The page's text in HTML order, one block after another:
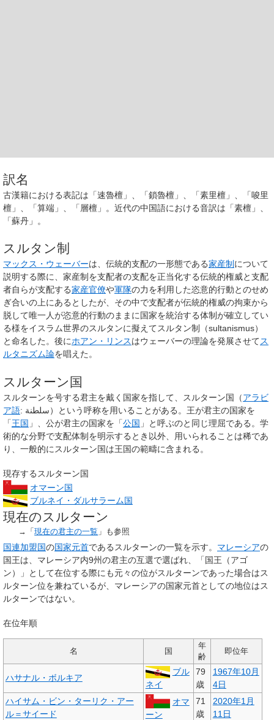
訳名
古漢籍における表記は「速魯檀 」、「鎖魯檀 」、「素里檀 」、「唆里
檀 」、「算端 」、「 層檀 」。近代の中国語における音訳は「素檀 」、
「蘇丹 」。
スルタン制
マックス・ウェーバーは、伝統的支配の一形態である家産制 について
説明する際に、家産制を支配者の支配を正当化する伝統的権威と支配
者自らが支配する家産官僚や軍隊の力を利用した恣意的行動とのせめ
ぎ合いの上にあるとしたが、その中で支配者が伝統的権威の拘束から
脱して唯一人が恣意的行動のままに国家を統治する体制が確立してい
る様をイスラム世界のスルタンに擬えてスルタン制
（sultanismus）
と命名した。後にホアン・リンスはウェーバーの理論を発展させてス
ルタニズム論を唱えた。
スルターン国
スルターンを号する君主を戴く国家を指して、 スルターン国 （アラビ
ア語: سلطنة）という呼称を用いることがある。王が君主の国家を
「王国 」、公が君主の国家を「公国 」と呼ぶのと同じ理屈である。学
術的な分野で支配体制を明示するとき以外、用いられることは稀であ
り、一般的にスルターン国は王国の範疇に含まれる。
現存するスルターン国
オマーン国
ブルネイ・ダルサラーム国
現在のスルターン
→「現在の君主の一覧 」も参照
国連加盟国の国家元首であるスルターンの一覧を示す。 マレーシアの
国王は、マレーシア内9州の君主の互選で選ばれ、「国王（アゴ
ン）」として在位する際にも元々の位がスルターンであった場合はス
ルターン位を兼ねているが、マレーシアの国家元首としての地位はス
ルターンではない。
在位年順
名 国
年
齢
即位年
ハサナル・ボルキア
ブル
ネイ
79
歳
1967年10月
4日
ハイサム・ビン・ターリク・アー
ル＝サイード
オマ
ーン
71
歳
2020年1月
11日